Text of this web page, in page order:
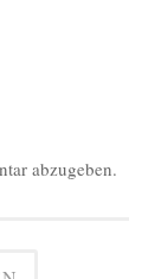
abzugeben.